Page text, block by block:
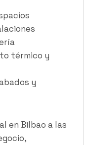
térmico y
y
en Bilbao a las